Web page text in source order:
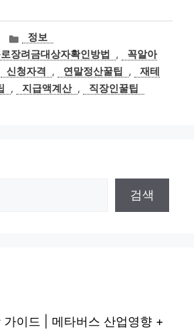
카
테
고
리
정보
장려금대상자확인방법 ,
꼭알아
신청자격 , 연말정산꿀팁 ,
재테
, 지급액계산 , 직장인꿀팁
검색
가이드 | 메타버스 산업영향 +